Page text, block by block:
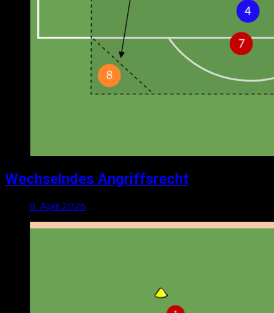
Wechselndes Angriffsrecht
8. April 2025